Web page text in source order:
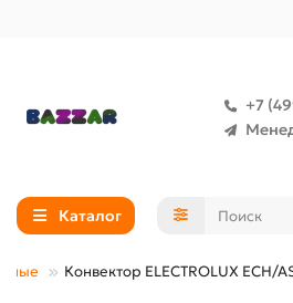
+7
Каталог
Конвектор ELECTROLUX ECH/